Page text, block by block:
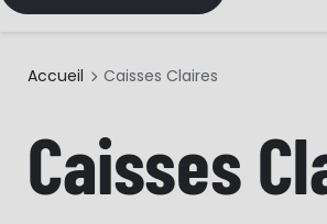
Accueil Caisses Claires
Caisses